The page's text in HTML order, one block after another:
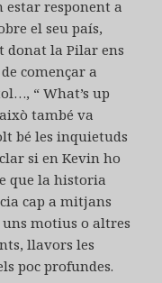
estar responent a
el seu país,
donat la Pilar ens
començar a
“ What’s up
també va
bé les inquietuds
si en Kevin ho
que la historia
cap a mitjans
uns motius o altres
llavors les
poc profundes.